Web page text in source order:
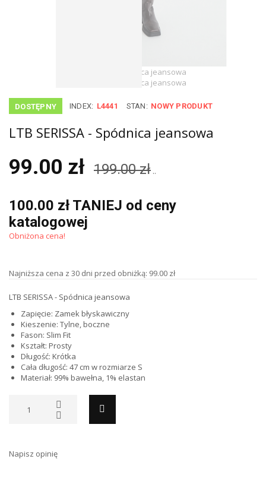
DOSTĘPNY INDEX: L4441 STAN: NOWY PRODUKT
LTB SERISSA - Spódnica jeansowa
99.00 zł 199.00 zł ..
100.00 zł TANIEJ od ceny
katalogowej
Obniżona cena!
Najniższa cena z 30 dni przed obniżką: 99.00 zł
LTB SERISSA - Spódnica jeansowa
Zapięcie: Zamek błyskawiczny
Kieszenie: Tylne, boczne
Fason: Slim Fit
Kształt: Prosty
Długość: Krótka
Cała długość: 47 cm w rozmiarze S
Materiał: 99% bawełna, 1% elastan
Napisz opinię